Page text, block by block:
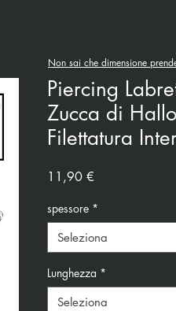
Piercing
Zucca di
Filettatura
11,90 €
spessore *
Seleziona
Lunghezza *
Seleziona
Non sai che dimensione